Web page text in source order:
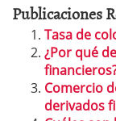
Publicaciones
Tasa de
¿Por qué
Comercio
derivados